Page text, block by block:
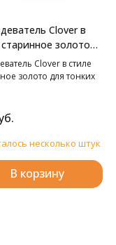
Clover в
золото
игл
Clover в стиле
золото для тонких
несколько штук
В корзину